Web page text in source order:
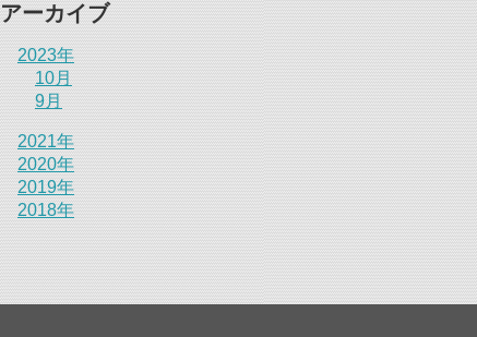
アーカイブ
2023年
10月
9月
2021年
2020年
2019年
2018年